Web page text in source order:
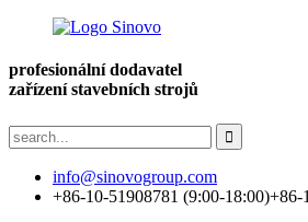
profesionální dodavatel
zařízení stavebních strojů
info@sinovogroup.com
+86-10-51908781 (9:00-18:00)+86-